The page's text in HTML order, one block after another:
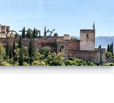
のブログ